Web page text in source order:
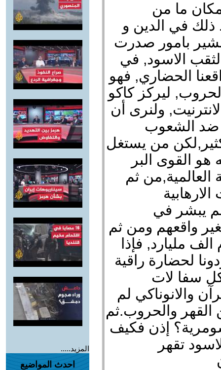
ما من
في الدين و
بامور صدرت
الاسود, في
الحضاري, فهو
ليركز كاكو
ولنرى أن
ضد الشعوب
من يستغل
هو القوى البر
العالمية,من ثم
يبشر في
واقعهم ومن ثم
600في يوم الف مليارد, فإذا
لحضارة راقية
سفا لات
والانوناكي لم
والحروب.ثم
إذن فكيف
تقهر
المزيد.....
احدث المواضيع